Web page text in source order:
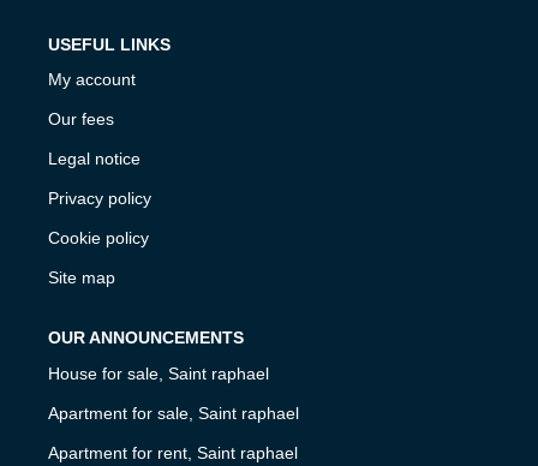
USEFUL LINKS
My account
Our fees
Legal notice
Privacy policy
Cookie policy
Site map
OUR ANNOUNCEMENTS
House for sale, Saint raphael
Apartment for sale, Saint raphael
Apartment for rent, Saint raphael